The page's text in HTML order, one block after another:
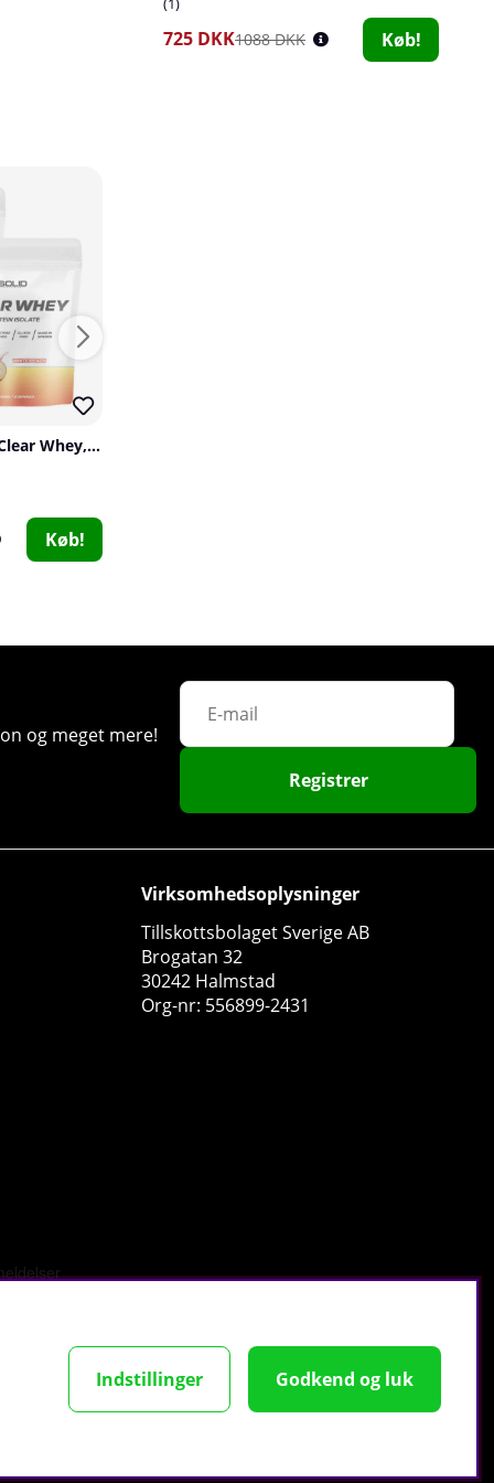
725 DKK1088 DKK Køb!
8
788 DKK
2 x SOLID Nutrition Clear Whey, 300 g
Køb!
og meget mere!
Registrer
Virksomhedsoplysninger
Tillskottsbolaget Sverige AB
Brogatan 32
30242 Halmstad
Org-nr: 556899-2431
Indstillinger Godkend og luk